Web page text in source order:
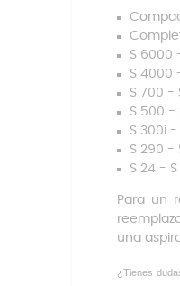
S 6000
S 4000
S 700 -
S 500 -
S 300i -
S 290 -
S 24 -
Para un
una
¿Tienes